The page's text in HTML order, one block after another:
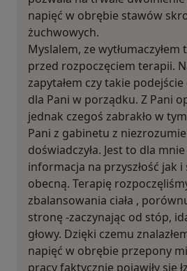
napięć w obrębie stawów
żuchwowych.
Myslalem, ze wytłumaczyłem
przed rozpoczęciem terapii.
zapytałem czy takie
dla Pani w porządku. Z Pani
jednak czegoś zabrakło w
Pani z gabinetu z
doświadczyła. Jest to dla
informacja na przyszłość jak
obecną. Terapię
zbalansowania ciała ,
stronę -zaczynając od stóp,
głowy. Dzięki czemu
napięć w obrębie przepony
pracy faktycznie pojawiły się